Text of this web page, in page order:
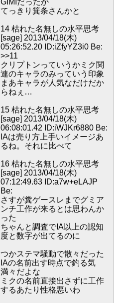
GIMIだったか
てっきり箕条さんかと
14 枯れた名無しの水平思考
[sage] 2013/04/18(木)
05:26:52.20 ID:iZfyYZ3i0 Be:
>>11
クリプトンっていうかミク関
連のキャラのみっていう印象
まあキャラが人気なだけだか
らねぇ…
15 枯れた名無しの水平思考
[sage] 2013/04/18(木)
06:08:01.42 ID:iWJKr6880 Be:
IAは売り方上手いイメージあ
るね。それに比べて
16 枯れた名無しの水平思考
[sage] 2013/04/18(木)
07:12:49.63 ID:a7w+eLAJP
Be:
さすが糞ゲースレまでグミア
ンチ工作が来るとは思わんか
った
ちゃんと調査でIA以上の認知
度と数字が出てるのに
つかステマ騒動で散々だった
IAの名前出す時点で釣る気
満々だよな
ミクの名前直接出さずに工作
するあたり性格悪いわ